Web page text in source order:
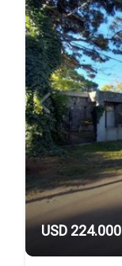
USD 224.000